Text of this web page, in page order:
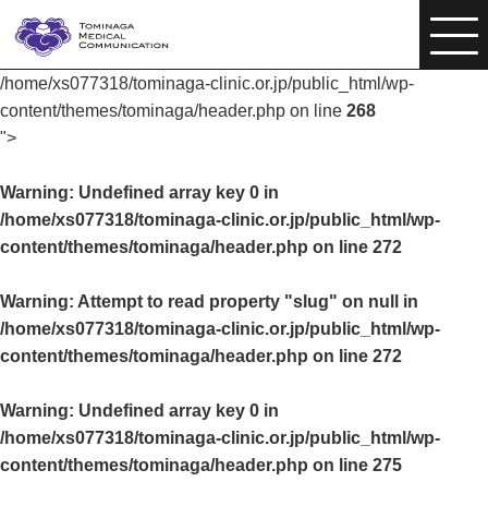
/home/xs077318/tominaga-clinic.or.jp/public_html/wp-
content/themes/tominaga/header.php on line 268
">
Warning: Undefined array key 0 in
/home/xs077318/tominaga-clinic.or.jp/public_html/wp-
content/themes/tominaga/header.php on line 272
Warning: Attempt to read property "slug" on null in
/home/xs077318/tominaga-clinic.or.jp/public_html/wp-
content/themes/tominaga/header.php on line 272
Warning: Undefined array key 0 in
/home/xs077318/tominaga-clinic.or.jp/public_html/wp-
content/themes/tominaga/header.php on line 275